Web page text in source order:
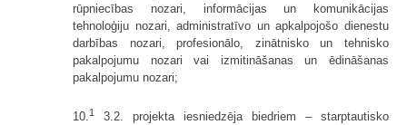
rūpniecības nozari, informācijas un komunikācijas
tehnoloģiju nozari, administratīvo un apkalpojošo dienestu
darbības nozari, profesionālo, zinātnisko un tehnisko
pakalpojumu nozari vai izmitināšanas un ēdināšanas
pakalpojumu nozari;
10.1
3.2. projekta iesniedzēja biedriem – starptautisko